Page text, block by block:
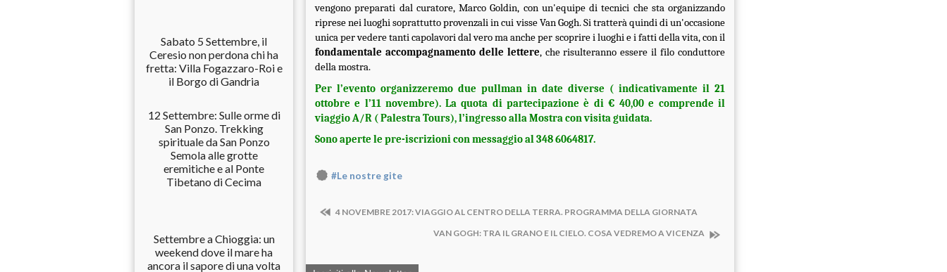
Sabato 5 Settembre, il
Ceresio non perdona chi ha
fretta: Villa Fogazzaro-Roi e
il Borgo di Gandria
12 Settembre: Sulle orme di
San Ponzo. Trekking
spirituale da San Ponzo
Semola alle grotte
eremitiche e al Ponte
Tibetano di Cecima
Settembre a Chioggia: un
weekend dove il mare ha
ancora il sapore di una volta
vengono preparati dal curatore, Marco Goldin, con un'equipe di tecnici che sta organizzando
riprese nei luoghi soprattutto provenzali in cui visse Van Gogh. Si tratterà quindi di un'occasione
unica per vedere tanti capolavori dal vero ma anche per scoprire i luoghi e i fatti della vita, con il
fondamentale accompagnamento delle lettere, che risulteranno essere il filo conduttore
della mostra.
Per l’evento organizzeremo due pullman in date diverse ( indicativamente il 21
ottobre e l’11 novembre). La quota di partecipazione è di € 40,00 e comprende il
viaggio A/R ( Palestra Tours), l’ingresso alla Mostra con visita guidata.
Sono aperte le pre-iscrizioni con messaggio al 348 6064817.
#Le nostre gite
4 NOVEMBRE 2017: VIAGGIO AL CENTRO DELLA TERRA. PROGRAMMA DELLA GIORNATA
VAN GOGH: TRA IL GRANO E IL CIELO. COSA VEDREMO A VICENZA